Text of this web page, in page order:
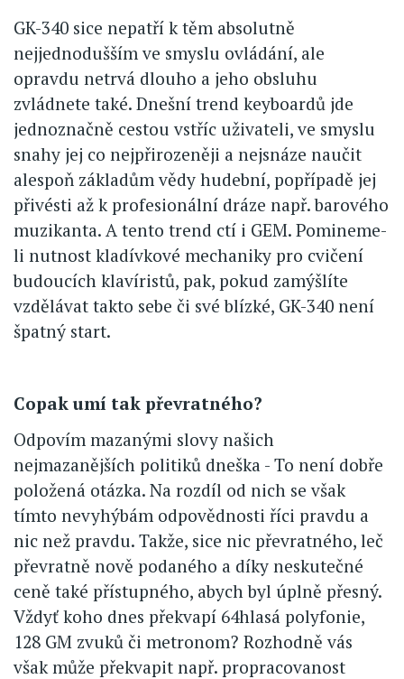
GK-340 sice nepatří k těm absolutně
nejjednodušším ve smyslu ovládání, ale
opravdu netrvá dlouho a jeho obsluhu
zvládnete také. Dnešní trend keyboardů jde
jednoznačně cestou vstříc uživateli, ve smyslu
snahy jej co nejpřirozeněji a nejsnáze naučit
alespoň základům vědy hudební, popřípadě jej
přivésti až k profesionální dráze např. barového
muzikanta. A tento trend ctí i GEM. Pomineme-
li nutnost kladívkové mechaniky pro cvičení
budoucích klavíristů, pak, pokud zamýšlíte
vzdělávat takto sebe či své blízké, GK-340 není
špatný start.
Copak umí tak převratného?
Odpovím mazanými slovy našich
nejmazanějších politiků dneška - To není dobře
položená otázka. Na rozdíl od nich se však
tímto nevyhýbám odpovědnosti říci pravdu a
nic než pravdu. Takže, sice nic převratného, leč
převratně nově podaného a díky neskutečné
ceně také přístupného, abych byl úplně přesný.
Vždyť koho dnes překvapí 64hlasá polyfonie,
128 GM zvuků či metronom? Rozhodně vás
však může překvapit např. propracovanost